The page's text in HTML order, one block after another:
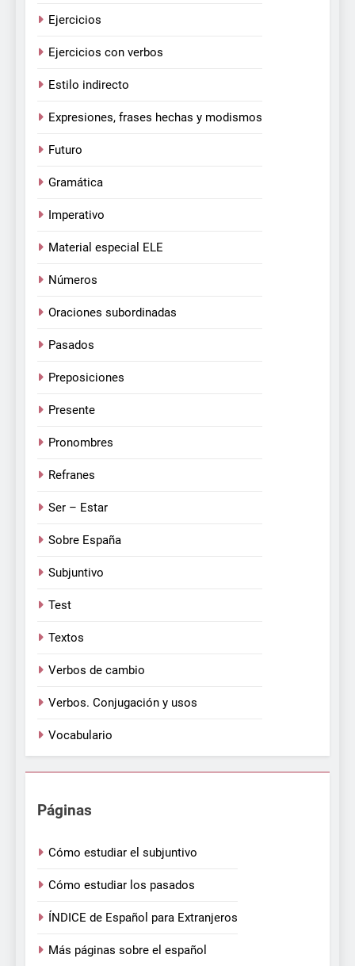
Ejercicios
Ejercicios con verbos
Estilo indirecto
Expresiones, frases hechas y modismos
Futuro
Gramática
Imperativo
Material especial ELE
Números
Oraciones subordinadas
Pasados
Preposiciones
Presente
Pronombres
Refranes
Ser – Estar
Sobre España
Subjuntivo
Test
Textos
Verbos de cambio
Verbos. Conjugación y usos
Vocabulario
Páginas
Cómo estudiar el subjuntivo
Cómo estudiar los pasados
ÍNDICE de Español para Extranjeros
Más páginas sobre el español